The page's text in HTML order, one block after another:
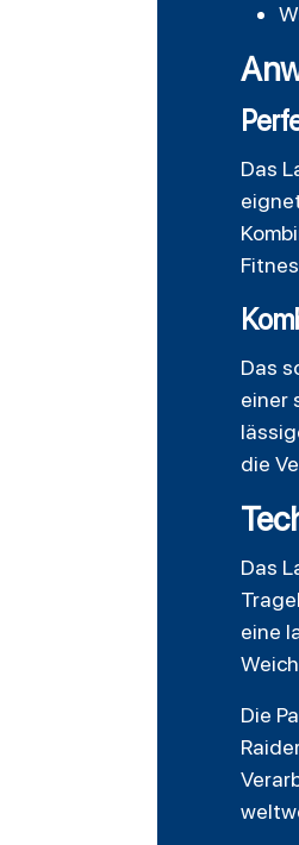
Das
Das
einer
die
Das
eine
Die